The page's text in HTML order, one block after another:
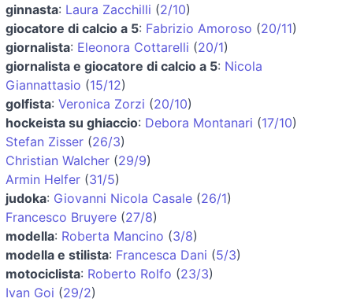
ginnasta: Laura Zacchilli (2/10)
giocatore di calcio a 5: Fabrizio Amoroso (20/11)
giornalista: Eleonora Cottarelli (20/1)
giornalista e giocatore di calcio a 5: Nicola
Giannattasio (15/12)
golfista: Veronica Zorzi (20/10)
hockeista su ghiaccio: Debora Montanari (17/10)
Stefan Zisser (26/3)
Christian Walcher (29/9)
Armin Helfer (31/5)
judoka: Giovanni Nicola Casale (26/1)
Francesco Bruyere (27/8)
modella: Roberta Mancino (3/8)
modella e stilista: Francesca Dani (5/3)
motociclista: Roberto Rolfo (23/3)
Ivan Goi (29/2)